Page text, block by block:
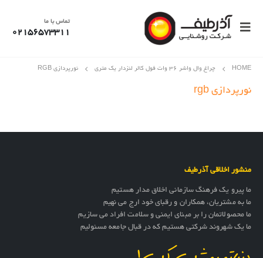
تماس با ما
02156573311
HOME چراغ وال واشر 36 وات فول کالر لنزدار یک متری نورپردازی RGB
نورپردازی rgb
منشور اخلاقی آذرطیف
ما پیرو یک فرهنگ سازمانی اخلاق مدار هستیم
ما به مشتریان، همکاران و رقبای خود ارج می نهیم
ما محصولاتمان را بر مبنای ایمنی و سلامت افراد می سازیم
ما یک شهروند شرکتی هستیم که در قبال جامعه مسئولیم